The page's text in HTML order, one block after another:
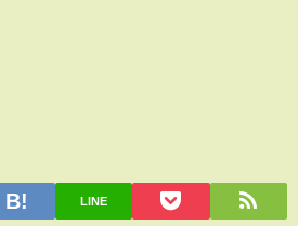
LINE